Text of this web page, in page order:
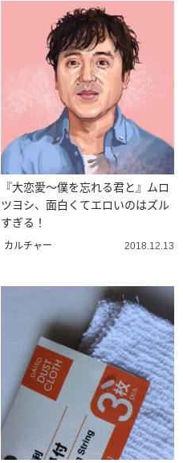
『大恋愛〜僕を忘れる君と』ムロ
ツヨシ、面白くてエロいのはズル
すぎる！
カルチャー 2018.12.13